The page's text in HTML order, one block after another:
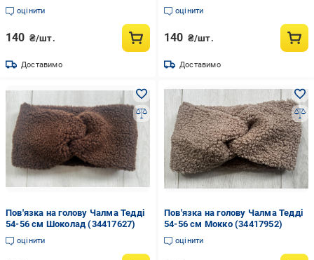
оцінити
140 ₴/шт.
Доставимо
оцінити
140 ₴/шт.
Доставимо
Пов'язка на голову Чалма Тедді
54-56 см Шоколад (34417627)
оцінити
Пов'язка на голову Чалма Тедді
54-56 см Мокко (34417952)
оцінити